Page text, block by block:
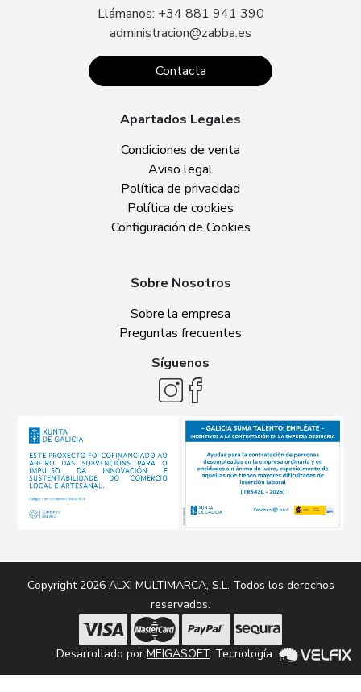
Llámanos: +34 881 941 390
administracion@zabba.es
Contacta
Apartados Legales
Condiciones de venta
Aviso legal
Política de privacidad
Política de cookies
Configuración de Cookies
Sobre Nosotros
Sobre la empresa
Preguntas frecuentes
Síguenos
Copyright 2026 ALXI MULTIMARCA, S.L. Todos los derechos
reservados.
Desarrollado por MEIGASOFT. Tecnología